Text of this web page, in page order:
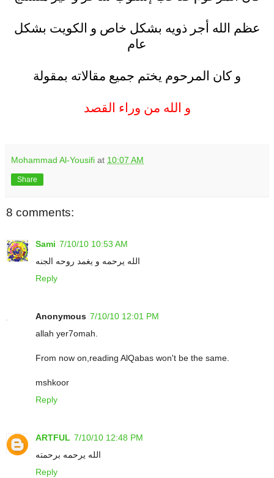
عظم الله أجر ذويه بشكل خاص و الكويت بشكل
عام
و كان المرحوم يختم جميع مقالاته بمقولة
و الله من وراء القصد
Mohammad Al-Yousifi at 10:07 AM
Share
8 comments:
Sami 7/10/10 10:53 AM
الله يرحمه و يغمد روحه الجنه
Reply
Anonymous 7/10/10 12:01 PM
allah yer7omah.
From now on,reading AlQabas won't be the same.
mshkoor
Reply
ARTFUL 7/10/10 12:48 PM
الله يرحمه برحمته
Reply